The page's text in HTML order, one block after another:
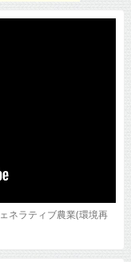
ネラティブ農業(環境再